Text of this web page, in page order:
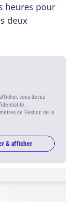
heures pour
deux
vous devez
de Gestion de la
& afficher